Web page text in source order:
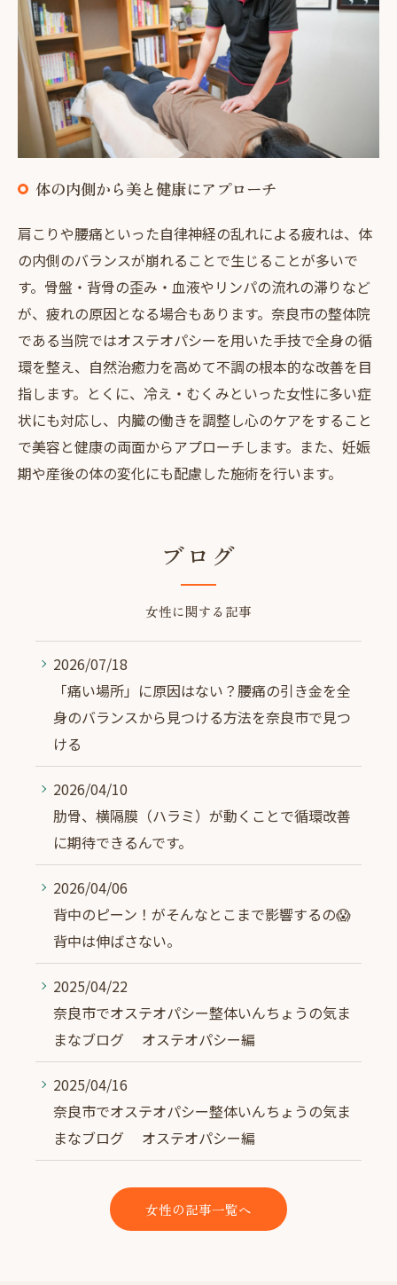
体の内側から美と健康にアプローチ
肩こりや腰痛といった自律神経の乱れによる疲れは、体
の内側のバランスが崩れることで生じることが多いで
す。骨盤・背骨の歪み・血液やリンパの流れの滞りなど
が、疲れの原因となる場合もあります。奈良市の整体院
である当院ではオステオパシーを用いた手技で全身の循
環を整え、自然治癒力を高めて不調の根本的な改善を目
指します。とくに、冷え・むくみといった女性に多い症
状にも対応し、内臓の働きを調整し心のケアをすること
で美容と健康の両面からアプローチします。また、妊娠
期や産後の体の変化にも配慮した施術を行います。
ブログ
女性に関する記事
2026/07/18
「痛い場所」に原因はない？腰痛の引き金を全
身のバランスから見つける方法を奈良市で見つ
ける
2026/04/10
肋骨、横隔膜（ハラミ）が動くことで循環改善
に期待できるんです。
2026/04/06
背中のピーン！がそんなとこまで影響するの😱
背中は伸ばさない。
2025/04/22
奈良市でオステオパシー整体いんちょうの気ま
まなブログ オステオパシー編
2025/04/16
奈良市でオステオパシー整体いんちょうの気ま
まなブログ オステオパシー編
女性の記事一覧へ